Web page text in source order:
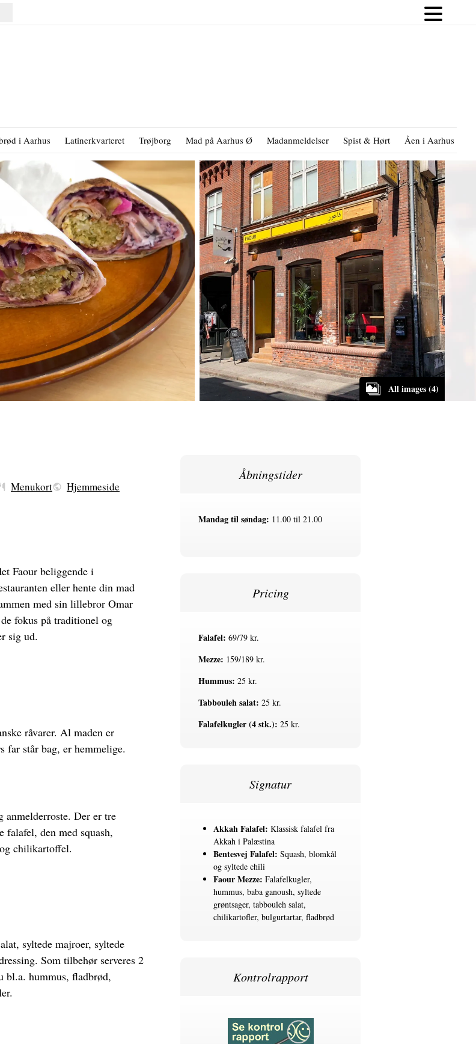
i Aarhus Latinerkvarteret Trøjborg Mad på Aarhus Ø Madanmeldelser Spist & Hørt Åen i Aarhus
All images (4)
Menukort Hjemmeside
Faour beliggende i
eller hente din mad
med sin lillebror Omar
fokus på traditionel og
sig ud.
råvarer. Al maden er
far står bag, er hemmelige.
anmelderroste. Der er tre
den med squash,
chilikartoffel.
syltede majroer, syltede
Som tilbehør serveres 2
bl.a. hummus, fladbrød,
Åbningstider
Mandag til søndag: 11.00 til 21.00
Pricing
Falafel: 69/79 kr.
Mezze: 159/189 kr.
Hummus: 25 kr.
Tabbouleh salat: 25 kr.
Falafelkugler (4 stk.): 25 kr.
Signatur
Akkah Falafel: Klassisk falafel fra
Akkah i Palæstina
Bentesvej Falafel: Squash, blomkål
og syltede chili
Faour Mezze: Falafelkugler,
hummus, baba ganoush, syltede
grøntsager, tabbouleh salat,
chilikartofler, bulgurtartar, fladbrød
Kontrolrapport